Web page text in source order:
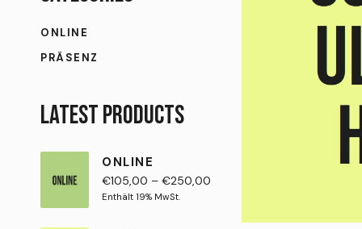
ONLINE
PRÄSENZ
LATEST PRODUCTS
ONLINE
€105,00 – €250,00
Enthält 19% MwSt.